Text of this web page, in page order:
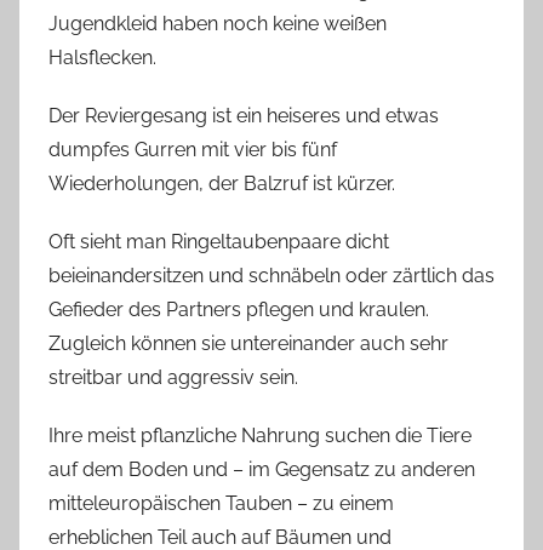
Jugendkleid haben noch keine weißen
Halsflecken.
Der Reviergesang ist ein heiseres und etwas
dumpfes Gurren mit vier bis fünf
Wiederholungen, der Balzruf ist kürzer.
Oft sieht man Ringeltaubenpaare dicht
beieinandersitzen und schnäbeln oder zärtlich das
Gefieder des Partners pflegen und kraulen.
Zugleich können sie untereinander auch sehr
streitbar und aggressiv sein.
Ihre meist pflanzliche Nahrung suchen die Tiere
auf dem Boden und – im Gegensatz zu anderen
mitteleuropäischen Tauben – zu einem
erheblichen Teil auch auf Bäumen und